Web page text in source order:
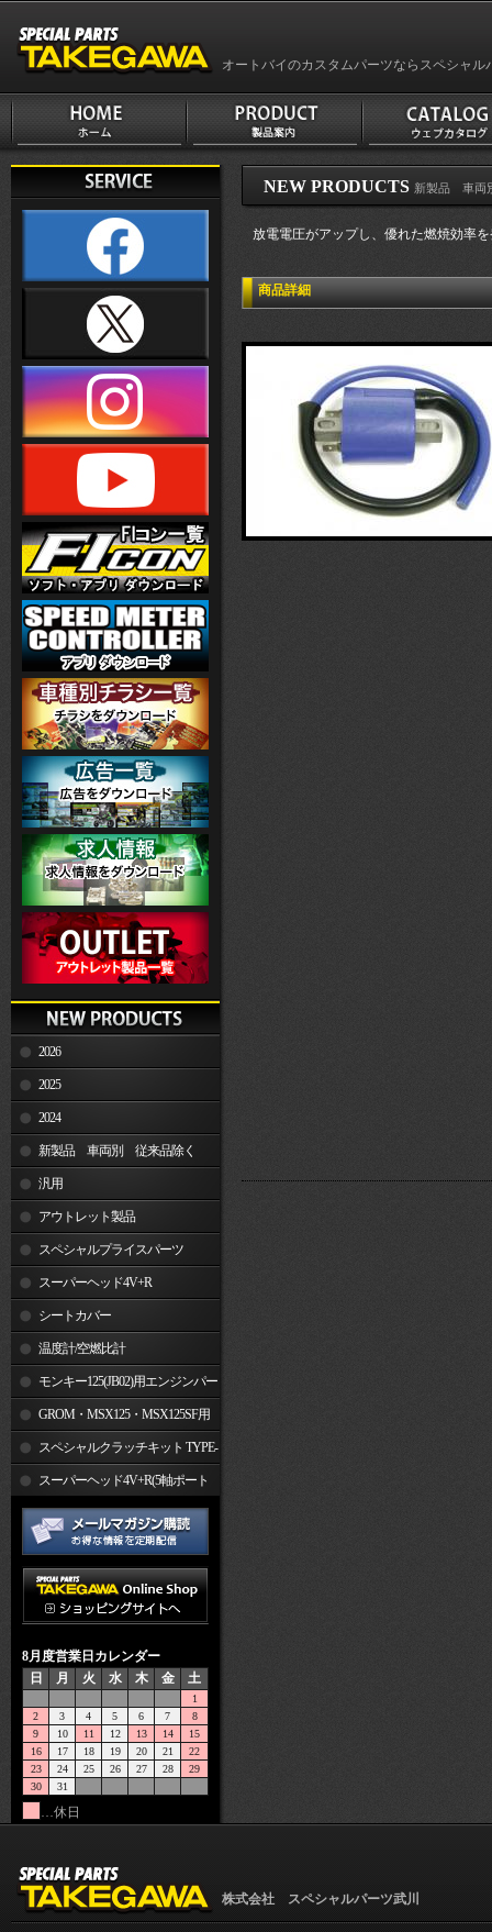
オートバイのカスタムパーツならスペシャル
2026
2025
2024
新製品 車両別 従来品除く
汎用
アウトレット製品
スペシャルプライスパーツ
スーパーヘッド4V+R
シートカバー
温度計/空燃比計
モンキー125(JB02)用エンジンパー
ツ GROM・MSX125・MSX125SF用
エンジンパーツ
スペシャルクラッチキット TYPE-
スーパーヘッド4V+R(5軸ポート
加工)
8月度営業日カレンダー
日
月 火 水 木 金 土
1
2
3 4 5 6 7
8
9
10 11 12 13 14
15
16
17 18 19 20 21
22
23
24 25 26 27 28
29
30
31
…休日
NEW PRODUCTS 新製品 車両
放電電圧がアップし、優れた燃焼効率
商品詳細
株式会社 スペシャルパーツ武川